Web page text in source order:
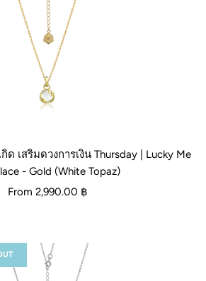
ด เสริมดวงการเงิน Thursday | Lucky Me
- Gold (White Topaz)
From 2,990.00 ฿